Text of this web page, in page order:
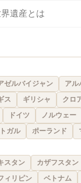
遺産とは
ゼルバイジャン アル
ス ギリシャ クロ
ドイツ ノルウェー
ガル ポーランド
スタン カザフスタン
ィリピン ベトナム